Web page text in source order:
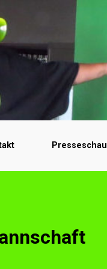
Presseschau